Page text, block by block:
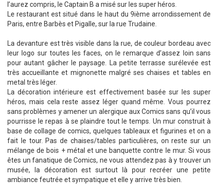
l’aurez compris, le Captain B a misé sur les super héros.
Le restaurant est situé dans le haut du 9ième arrondissement de
Paris, entre Barbès et Pigalle, sur la rue Trudaine.
La devanture est très visible dans la rue, de couleur bordeau avec
leur logo sur toutes les faces, on le remarque d’assez loin sans
pour autant gâcher le paysage. La petite terrasse surélevée est
très accueillante et mignonette malgré ses chaises et tables en
metal très léger.
La décoration intérieure est effectivement basée sur les super
héros, mais cela reste assez léger quand même. Vous pourrez
sans problèmes y amener un alergique aux Comics sans qu’il vous
pourrisse le repas à se plaindre tout le temps. Un mur construit à
base de collage de comics, quelques tableaux et figurines et on a
fait le tour. Pas de chaises/tables particulières, on reste sur un
mélange de bois + métal et une banquette contre le mur. Si vous
êtes un fanatique de Comics, ne vous attendez pas à y trouver un
musée, la décoration est surtout là pour recréer une petite
ambiance feutrée et sympatique et elle y arrive très bien.